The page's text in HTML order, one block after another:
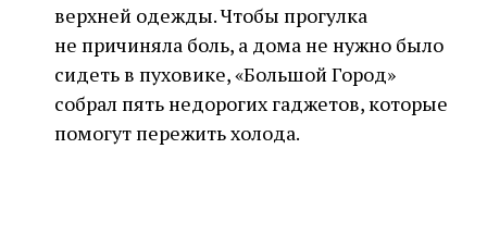
верхней одежды. Чтобы прогулка
не причиняла боль, а дома не нужно было
сидеть в пуховике, «Большой Город»
собрал пять недорогих гаджетов, которые
помогут пережить холода.